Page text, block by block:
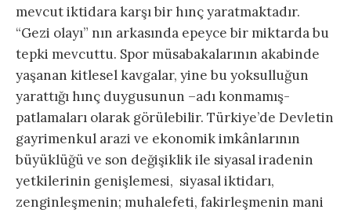
mevcut iktidara karşı bir hınç yaratmaktadır.
“Gezi olayı” nın arkasında epeyce bir miktarda bu
tepki mevcuttu. Spor müsabakalarının akabinde
yaşanan kitlesel kavgalar, yine bu yoksulluğun
yarattığı hınç duygusunun –adı konmamış-
patlamaları olarak görülebilir. Türkiye’de Devletin
gayrimenkul arazi ve ekonomik imkânlarının
büyüklüğü ve son değişiklik ile siyasal iradenin
yetkilerinin genişlemesi, siyasal iktidarı,
zenginleşmenin; muhalefeti, fakirleşmenin mani